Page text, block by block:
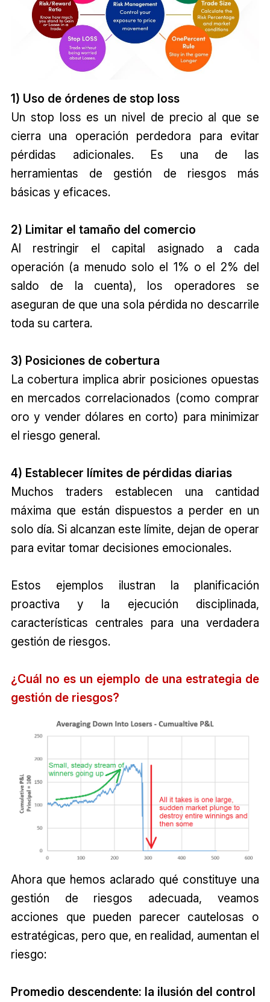
1) Uso de órdenes de stop loss
Un stop loss es un nivel de precio al que se
cierra una operación perdedora para evitar
pérdidas adicionales. Es una de las
herramientas de gestión de riesgos más
básicas y eficaces.
2) Limitar el tamaño del comercio
Al restringir el capital asignado a cada
operación (a menudo solo el 1% o el 2% del
saldo de la cuenta), los operadores se
aseguran de que una sola pérdida no descarrile
toda su cartera.
3) Posiciones de cobertura
La cobertura implica abrir posiciones opuestas
en mercados correlacionados (como comprar
oro y vender dólares en corto) para minimizar
el riesgo general.
4) Establecer límites de pérdidas diarias
Muchos traders establecen una cantidad
máxima que están dispuestos a perder en un
solo día. Si alcanzan este límite, dejan de operar
para evitar tomar decisiones emocionales.
Estos ejemplos ilustran la planificación
proactiva y la ejecución disciplinada,
características centrales para una verdadera
gestión de riesgos.
¿Cuál no es un ejemplo de una estrategia de
gestión de riesgos?
Ahora que hemos aclarado qué constituye una
gestión de riesgos adecuada, veamos
acciones que pueden parecer cautelosas o
estratégicas, pero que, en realidad, aumentan el
riesgo:
Promedio descendente: la ilusión del control